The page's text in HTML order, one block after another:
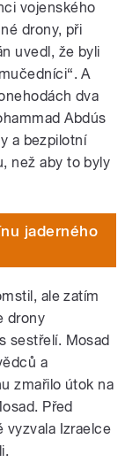
vojenského
drony, při
uvedl, že byli
A
dva
Abdús
a bezpilotní
než aby to byly
jaderného
ale zatím
drony
sestřelí. Mosad
a
zmařilo útok na
Před
vyzvala Izraelce